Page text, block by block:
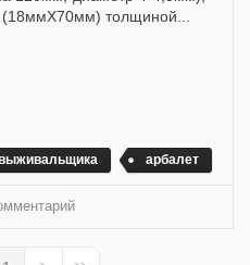
(18ммХ70мм) толщиной...
арбалет